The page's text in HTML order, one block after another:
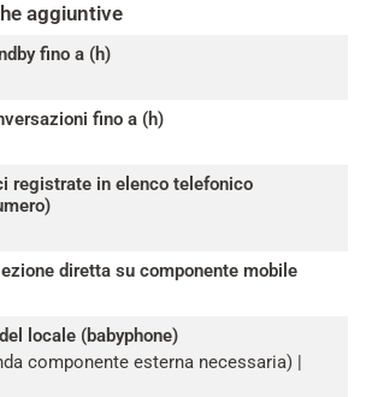
aggiuntive
fino a (h)
fino a (h)
registrate in elenco telefonico
diretta su componente mobile
locale (babyphone)
componente esterna necessaria) |